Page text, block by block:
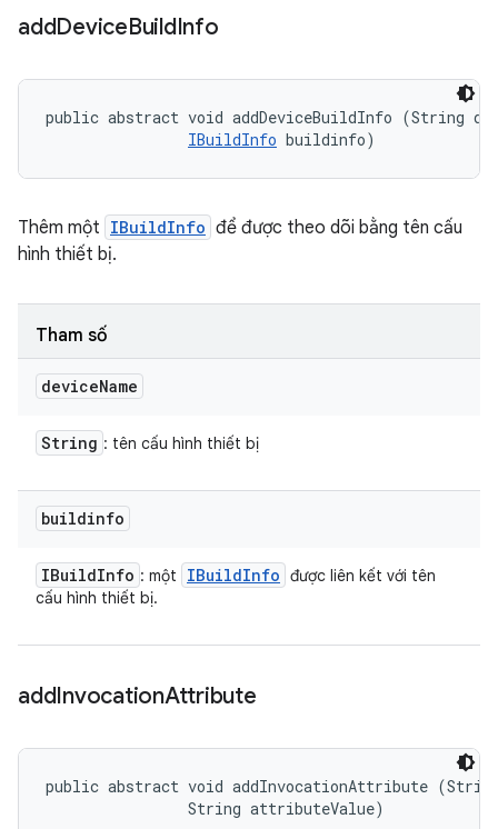
addDeviceBuildInfo
public abstract void addDeviceBuildInfo (String
IBuildInfo buildinfo)
Thêm một IBuildInfo để được theo dõi bằng tên cấu
hình thiết bị.
Tham số
deviceName
String : tên cấu hình thiết bị
buildinfo
IBuildInfo : một IBuildInfo được liên kết với tên
cấu hình thiết bị.
addInvocationAttribute
public abstract void addInvocationAttribute
                String attributeValue)